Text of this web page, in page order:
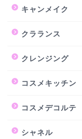
キャンメイク
クラランス
クレンジング
コスメキッチン
コスメデコルテ
シャネル